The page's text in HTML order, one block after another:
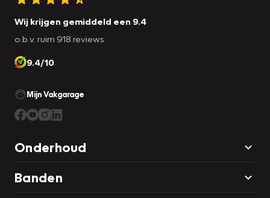
Wij krijgen gemiddeld een 9.4
o.b.v. ruim 918 reviews
9.4/10
Mijn Vakgarage
Onderhoud
Banden